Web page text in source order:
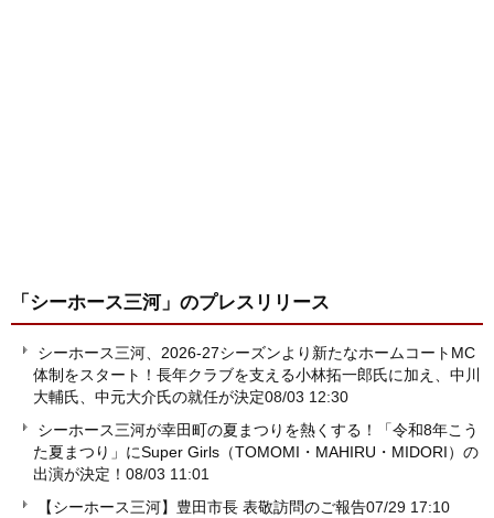
「シーホース三河」 のプレスリリース
シーホース三河、2026-27シーズンより新たなホームコートMC
体制をスタート！長年クラブを支える小林拓一郎氏に加え、中川
大輔氏、中元大介氏の就任が決定08/03 12:30
シーホース三河が幸田町の夏まつりを熱くする！「令和8年こう
た夏まつり」にSuper Girls（TOMOMI・MAHIRU・MIDORI）の
出演が決定！ 08/03 11:01
【シーホース三河】豊田市長 表敬訪問のご報告07/29 17:10